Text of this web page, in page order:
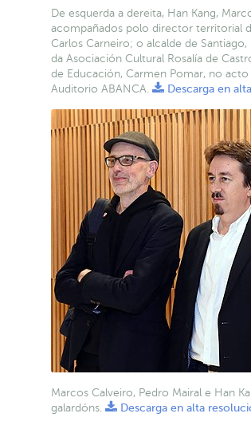
De esquerda a dereita, Han Kang,
acompañados polo director territorial
Carlos Carneiro; o alcalde de
da Asociación Cultural Rosalía de
de Educación, Carmen Pomar, no
Auditorio ABANCA.
Descarga en
Marcos Calveiro, Pedro Mairal e Han
galardóns.
Descarga en alta